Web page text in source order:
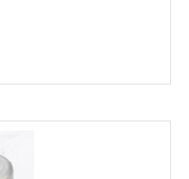
ชุบกัลวาไนซ์
RF